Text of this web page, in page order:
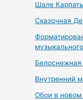
Шале
Сказочная
Белоснежная
Внутренний
Обои в новом